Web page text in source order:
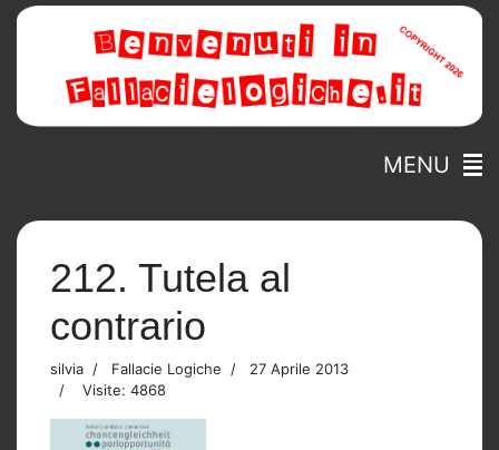
MENU
212. Tutela al
contrario
silvia Fallacie Logiche
27 Aprile 2013
Visite: 4868